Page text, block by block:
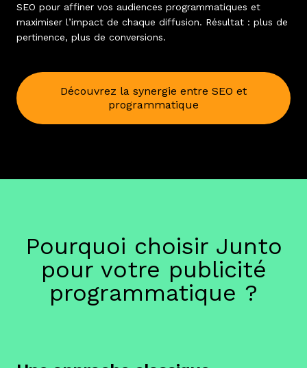
SEO pour affiner vos audiences programmatiques et
maximiser l’impact de chaque diffusion. Résultat : plus de
pertinence, plus de conversions.
Découvrez la synergie entre SEO et
programmatique
Pourquoi choisir Junto
pour votre publicité
programmatique ?